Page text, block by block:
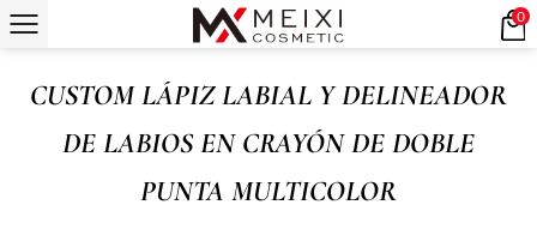
0
CUSTOM LÁPIZ LABIAL Y DELINEADOR
DE LABIOS EN CRAYÓN DE DOBLE
PUNTA MULTICOLOR